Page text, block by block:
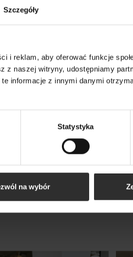
Szczegóły
i reklam, aby oferować funkcje
naszej witryny, udostępniamy
informacje z innymi danymi
Statystyka
na wybór
Wiskozowa Bluzka z
bufiastym rękawem
Black